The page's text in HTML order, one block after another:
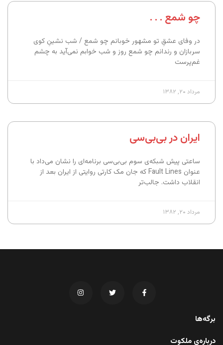
چو شمع . . .
در وفای عشقِ تو مشهور خوبانم چو شمع / شب نشینِ کوی
سربازان و رندانم چو شمع روز و شب خوابم نمی‌آید به چشم
غم‌پرست
مرداد ۲۰, ۱۳۸۲
ایران در بی‌بی‌سی
ساعتی پیش شبکه‌ی سوم بی‌بی‌سی برنامه‌ای را نشان می‌داد با
عنوان Fault Lines که جان مک کارتی روایتی از ایران بعد از
انقلاب داشت. جالب‌تر
مرداد ۲۰, ۱۳۸۲
برگه‌ها
درباره‌ی ملکوت